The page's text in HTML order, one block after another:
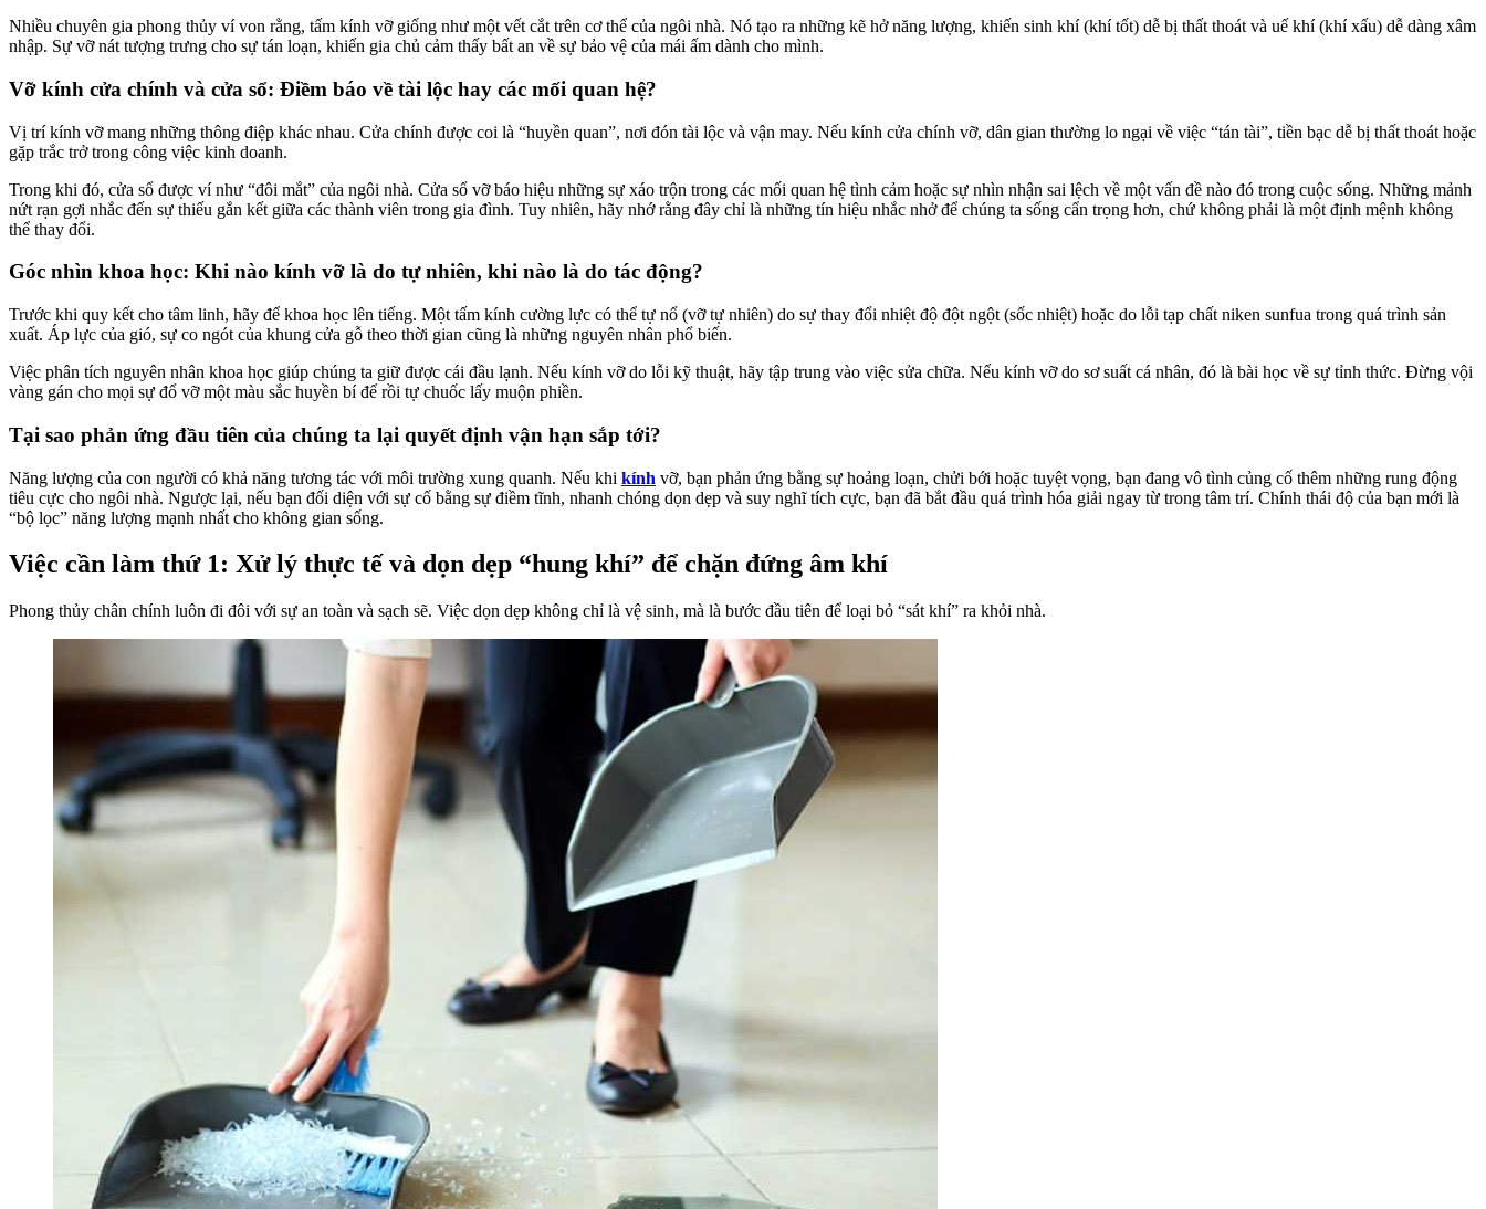
Nhiều chuyên gia phong thủy ví von rằng, tấm kính vỡ giống như một vết cắt trên cơ thể của ngôi nhà. Nó tạo ra những kẽ hở năng lượng, khiến sinh khí (khí tốt) dễ bị thất thoát và uế khí (khí xấu) dễ dàng xâm
nhập. Sự vỡ nát tượng trưng cho sự tán loạn, khiến gia chủ cảm thấy bất an về sự bảo vệ của mái ấm dành cho mình.
Vỡ kính cửa chính và cửa sổ: Điềm báo về tài lộc hay các mối quan hệ?
Vị trí kính vỡ mang những thông điệp khác nhau. Cửa chính được coi là “huyền quan”, nơi đón tài lộc và vận may. Nếu kính cửa chính vỡ, dân gian thường lo ngại về việc “tán tài”, tiền bạc dễ bị thất thoát hoặc
gặp trắc trở trong công việc kinh doanh.
Trong khi đó, cửa sổ được ví như “đôi mắt” của ngôi nhà. Cửa sổ vỡ báo hiệu những sự xáo trộn trong các mối quan hệ tình cảm hoặc sự nhìn nhận sai lệch về một vấn đề nào đó trong cuộc sống. Những mảnh
nứt rạn gợi nhắc đến sự thiếu gắn kết giữa các thành viên trong gia đình. Tuy nhiên, hãy nhớ rằng đây chỉ là những tín hiệu nhắc nhở để chúng ta sống cẩn trọng hơn, chứ không phải là một định mệnh không
thể thay đổi.
Góc nhìn khoa học: Khi nào kính vỡ là do tự nhiên, khi nào là do tác động?
Trước khi quy kết cho tâm linh, hãy để khoa học lên tiếng. Một tấm kính cường lực có thể tự nổ (vỡ tự nhiên) do sự thay đổi nhiệt độ đột ngột (sốc nhiệt) hoặc do lỗi tạp chất niken sunfua trong quá trình sản
xuất. Áp lực của gió, sự co ngót của khung cửa gỗ theo thời gian cũng là những nguyên nhân phổ biến.
Việc phân tích nguyên nhân khoa học giúp chúng ta giữ được cái đầu lạnh. Nếu kính vỡ do lỗi kỹ thuật, hãy tập trung vào việc sửa chữa. Nếu kính vỡ do sơ suất cá nhân, đó là bài học về sự tỉnh thức. Đừng vội
vàng gán cho mọi sự đổ vỡ một màu sắc huyền bí để rồi tự chuốc lấy muộn phiền.
Tại sao phản ứng đầu tiên của chúng ta lại quyết định vận hạn sắp tới?
Năng lượng của con người có khả năng tương tác với môi trường xung quanh. Nếu khi kính vỡ, bạn phản ứng bằng sự hoảng loạn, chửi bới hoặc tuyệt vọng, bạn đang vô tình củng cố thêm những rung động
tiêu cực cho ngôi nhà. Ngược lại, nếu bạn đối diện với sự cố bằng sự điềm tĩnh, nhanh chóng dọn dẹp và suy nghĩ tích cực, bạn đã bắt đầu quá trình hóa giải ngay từ trong tâm trí. Chính thái độ của bạn mới là
“bộ lọc” năng lượng mạnh nhất cho không gian sống.
Việc cần làm thứ 1: Xử lý thực tế và dọn dẹp “hung khí” để chặn đứng âm khí
Phong thủy chân chính luôn đi đôi với sự an toàn và sạch sẽ. Việc dọn dẹp không chỉ là vệ sinh, mà là bước đầu tiên để loại bỏ “sát khí” ra khỏi nhà.